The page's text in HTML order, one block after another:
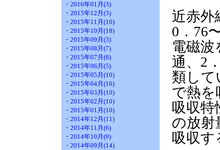
・2016年01月(3)
・2015年12月(3)
・2015年11月(10)
・2015年10月(18)
・2015年09月(3)
・2015年08月(7)
・2015年07月(8)
・2015年06月(5)
・2015年05月(10)
・2015年04月(16)
・2015年03月(10)
・2015年02月(10)
・2015年01月(10)
・2014年12月(11)
・2014年11月(6)
・2014年10月(9)
・2014年09月(14)
近赤外
0．76
電磁
通、2
類して
で熱を
吸収特
の放射
吸収す